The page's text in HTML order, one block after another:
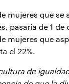
mujeres que
pasaría de 1 de
mujeres que
el 22%.
de